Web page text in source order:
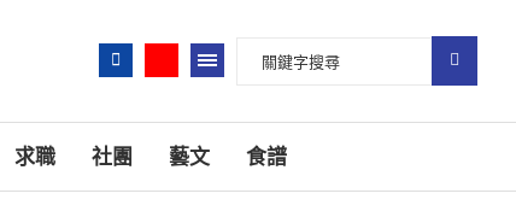
求職 社團 藝文 食譜